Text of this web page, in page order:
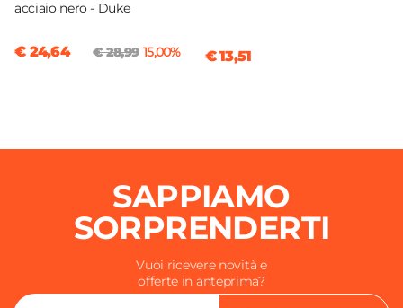
acciaio nero - Duke
€ 24,64 € 28,99 15,00% € 13,51
SAPPIAMO
SORPRENDERTI
Vuoi ricevere novità e
offerte in anteprima?